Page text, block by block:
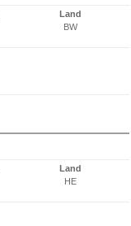
Land
BW
Land
HE